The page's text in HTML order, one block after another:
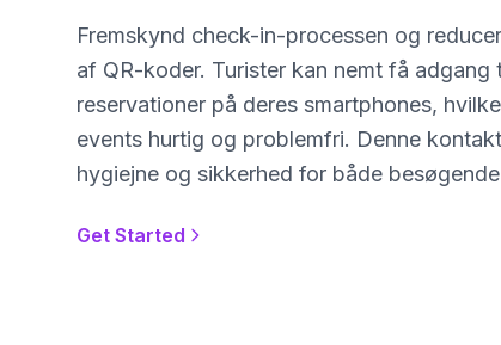
Fremskynd check-in-processen og
af QR-koder. Turister kan nemt få adgang
reservationer på deres smartphones,
events hurtig og problemfri. Denne
hygiejne og sikkerhed for både
Get Started